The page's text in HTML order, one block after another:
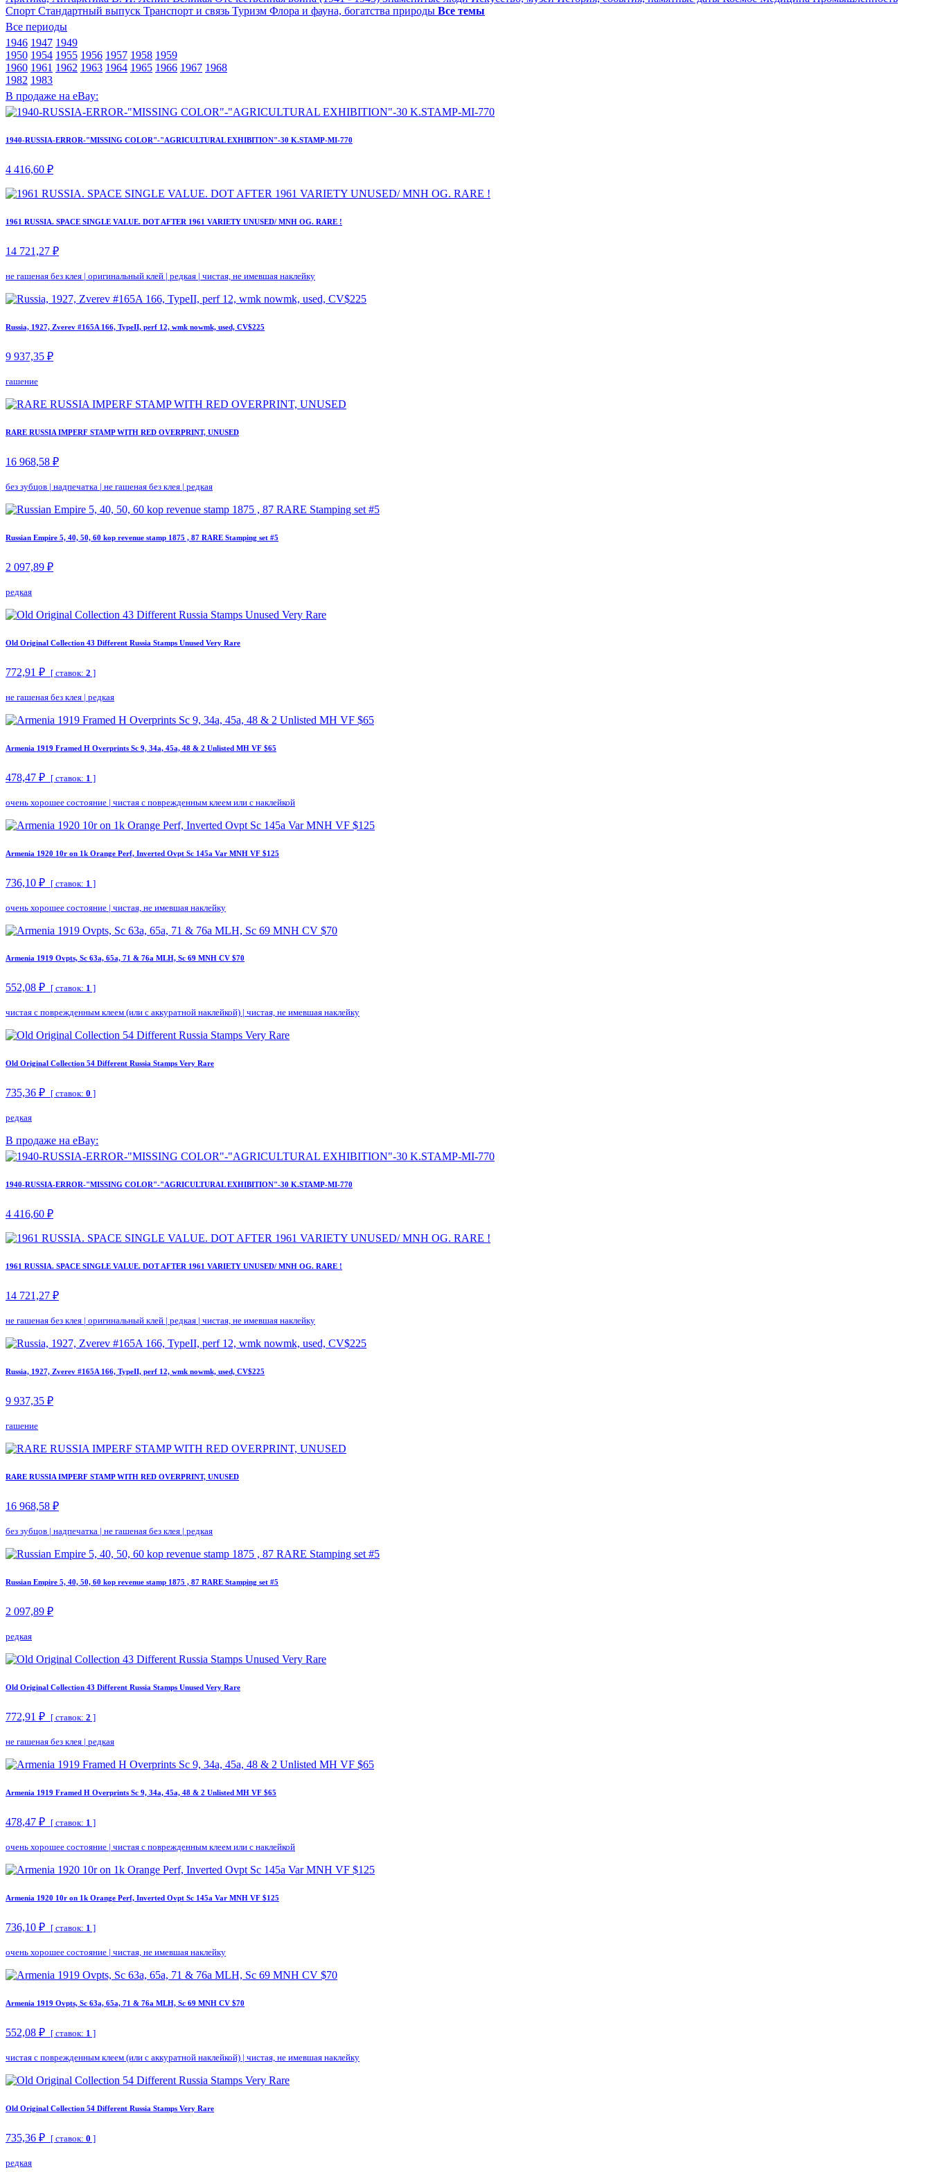
Спорт Стандартный выпуск Транспорт и связь Туризм Флора и фауна, богатства природы Все темы
Все периоды
1946 1947 1949
1950 1954 1955 1956 1957 1958 1959
1960 1961 1962 1963 1964 1965 1966 1967 1968
1982 1983
В продаже на eBay:
1940-RUSSIA-ERROR-"MISSING COLOR"-"AGRICULTURAL EXHIBITION"-30 K.STAMP-MI-770
4 416,60 ₽
1961 RUSSIA. SPACE SINGLE VALUE. DOT AFTER 1961 VARIETY UNUSED/ MNH OG. RARE !
14 721,27 ₽
не гашеная без клея | оригинальный клей | редкая | чистая, не имевшая наклейку
Russia, 1927, Zverev #165A 166, TypeII, perf 12, wmk nowmk, used, CV$225
9 937,35 ₽
гашение
RARE RUSSIA IMPERF STAMP WITH RED OVERPRINT, UNUSED
16 968,58 ₽
без зубцов | надпечатка | не гашеная без клея | редкая
Russian Empire 5, 40, 50, 60 kop revenue stamp 1875 , 87 RARE Stamping set #5
2 097,89 ₽
редкая
Old Original Collection 43 Different Russia Stamps Unused Very Rare
772,91 ₽ [ ставок: 2 ]
не гашеная без клея | редкая
Armenia 1919 Framed H Overprints Sc 9, 34a, 45a, 48 & 2 Unlisted MH VF $65
478,47 ₽ [ ставок: 1 ]
очень хорошее состояние | чистая с поврежденным клеем или с наклейкой
Armenia 1920 10r on 1k Orange Perf, Inverted Ovpt Sc 145a Var MNH VF $125
736,10 ₽ [ ставок: 1 ]
очень хорошее состояние | чистая, не имевшая наклейку
Armenia 1919 Ovpts, Sc 63a, 65a, 71 & 76a MLH, Sc 69 MNH CV $70
552,08 ₽ [ ставок: 1 ]
чистая с поврежденным клеем (или с аккуратной наклейкой) | чистая, не имевшая наклейку
Old Original Collection 54 Different Russia Stamps Very Rare
735,36 ₽ [ ставок: 0 ]
редкая
В продаже на eBay:
1940-RUSSIA-ERROR-"MISSING COLOR"-"AGRICULTURAL EXHIBITION"-30 K.STAMP-MI-770
4 416,60 ₽
1961 RUSSIA. SPACE SINGLE VALUE. DOT AFTER 1961 VARIETY UNUSED/ MNH OG. RARE !
14 721,27 ₽
не гашеная без клея | оригинальный клей | редкая | чистая, не имевшая наклейку
Russia, 1927, Zverev #165A 166, TypeII, perf 12, wmk nowmk, used, CV$225
9 937,35 ₽
гашение
RARE RUSSIA IMPERF STAMP WITH RED OVERPRINT, UNUSED
16 968,58 ₽
без зубцов | надпечатка | не гашеная без клея | редкая
Russian Empire 5, 40, 50, 60 kop revenue stamp 1875 , 87 RARE Stamping set #5
2 097,89 ₽
редкая
Old Original Collection 43 Different Russia Stamps Unused Very Rare
772,91 ₽ [ ставок: 2 ]
не гашеная без клея | редкая
Armenia 1919 Framed H Overprints Sc 9, 34a, 45a, 48 & 2 Unlisted MH VF $65
478,47 ₽ [ ставок: 1 ]
очень хорошее состояние | чистая с поврежденным клеем или с наклейкой
Armenia 1920 10r on 1k Orange Perf, Inverted Ovpt Sc 145a Var MNH VF $125
736,10 ₽ [ ставок: 1 ]
очень хорошее состояние | чистая, не имевшая наклейку
Armenia 1919 Ovpts, Sc 63a, 65a, 71 & 76a MLH, Sc 69 MNH CV $70
552,08 ₽ [ ставок: 1 ]
чистая с поврежденным клеем (или с аккуратной наклейкой) | чистая, не имевшая наклейку
Old Original Collection 54 Different Russia Stamps Very Rare
735,36 ₽ [ ставок: 0 ]
редкая